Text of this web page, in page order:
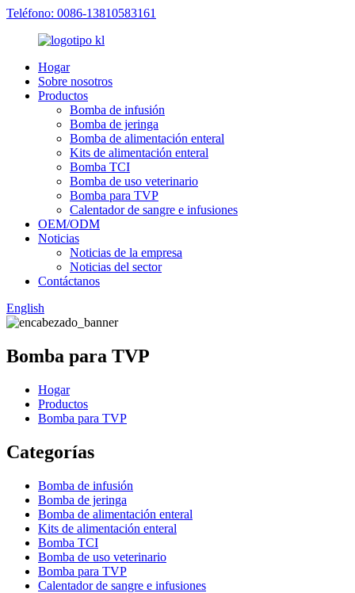
Teléfono: 0086-13810583161
Hogar
Sobre nosotros
Productos
Bomba de infusión
Bomba de jeringa
Bomba de alimentación enteral
Kits de alimentación enteral
Bomba TCI
Bomba de uso veterinario
Bomba para TVP
Calentador de sangre e infusiones
OEM/ODM
Noticias
Noticias de la empresa
Noticias del sector
Contáctanos
English
Bomba para TVP
Hogar
Productos
Bomba para TVP
Categorías
Bomba de infusión
Bomba de jeringa
Bomba de alimentación enteral
Kits de alimentación enteral
Bomba TCI
Bomba de uso veterinario
Bomba para TVP
Calentador de sangre e infusiones